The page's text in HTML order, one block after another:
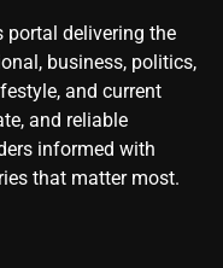
portal delivering the
business, politics,
and current
and reliable
informed with
that matter most.